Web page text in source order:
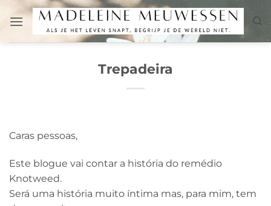
content
Trepadeira
Caras pessoas,
Este blogue vai contar a história do remédio
Knotweed.
Será uma história muito íntima mas, para mim, tem